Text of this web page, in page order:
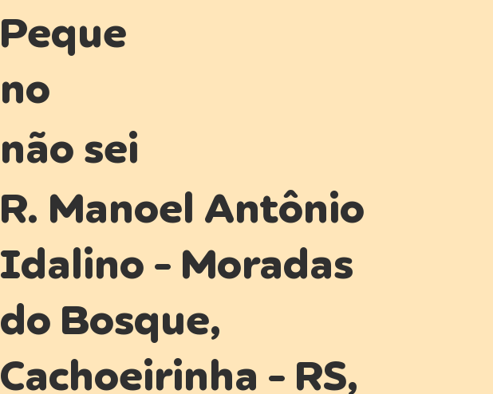
Peque
no
não sei
R. Manoel Antônio
Idalino - Moradas
do Bosque,
Cachoeirinha - RS,